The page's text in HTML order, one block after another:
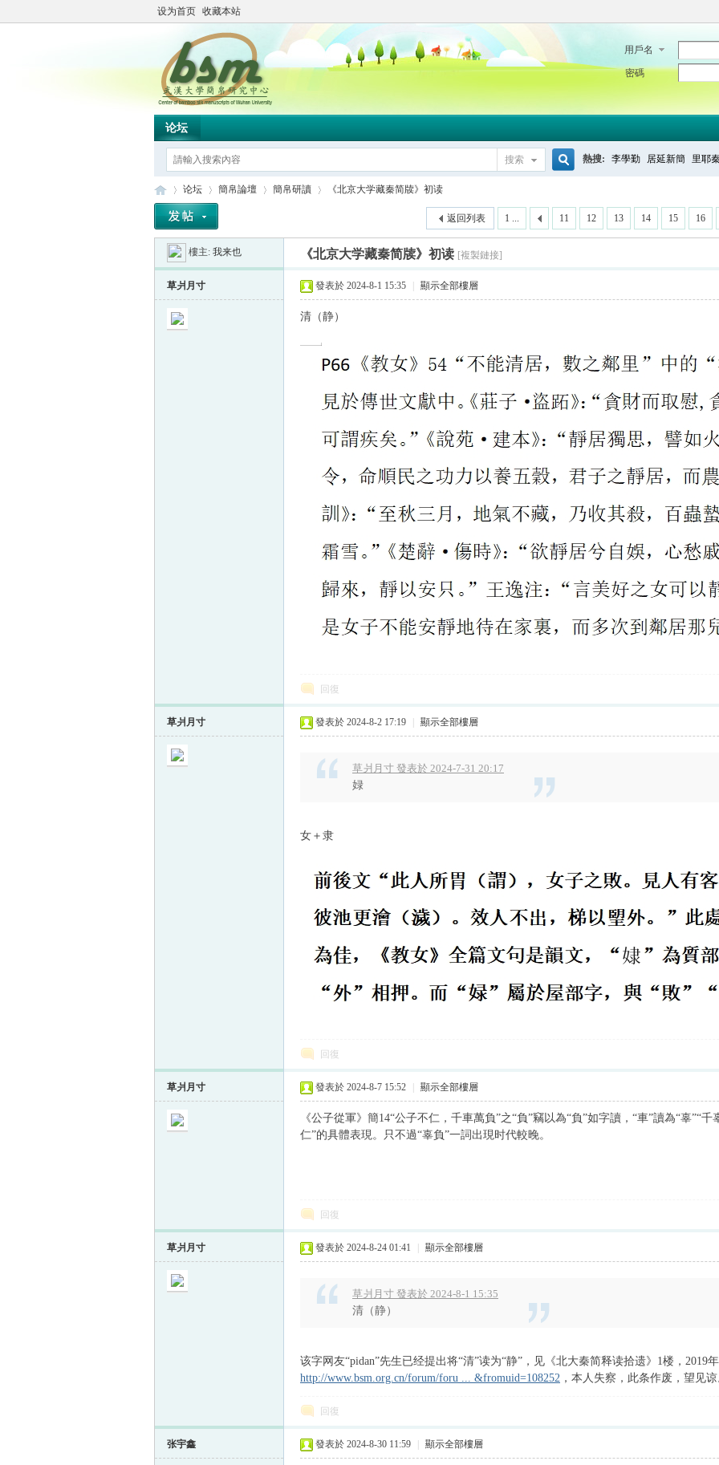
设为首页 收藏本站
用戶名
密碼
论坛
搜索 熱搜: 李學勤 居延新簡 里耶
»
论坛
›
簡帛論壇 簡帛研讀
›
《北京大学藏秦简牍》初读
1 ... 11 12 13 14 15 16
返回列表
樓主: 我来也 《北京大学藏秦简牍》初读 [複製鏈接]
草爿月寸 發表於 2024-8-1 15:35 顯示全部樓層
清（静）
回復
草爿月寸 發表於 2024-8-2 17:19 顯示全部樓層
草爿月寸 發表於 2024-7-31 20:17
娽
女＋隶
回復
草爿月寸 發表於 2024-8-7 15:52 顯示全部樓層
《公子從軍》簡14“公子不仁，千車萬負”之“負”竊以為“負”如字讀，“車”讀為“辜”“
仁”的具體表現。只不過“辜負”一詞出現时代較晚。
回復
草爿月寸 發表於 2024-8-24 01:41 顯示全部樓層
草爿月寸 發表於 2024-8-1 15:35
清（静）
该字网友“pidan”先生已经提出将“清”读为“静”，见《北大秦简释读拾遗》1楼，2019
http://www.bsm.org.cn/forum/foru ... &fromuid=108252 ，本人失察，此条作废，望见
回復
张宇鑫 發表於 2024-8-30 11:59 顯示全部樓層